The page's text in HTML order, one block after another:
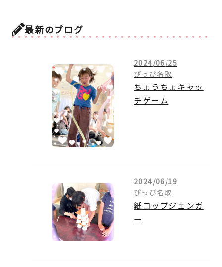
最新のブログ
2024/06/25
ぴっぴ名取
ちょうちょキャッ
チゲーム
2024/06/19
ぴっぴ名取
紙コップジェンガ
ー